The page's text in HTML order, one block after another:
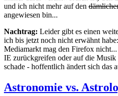
und ich nicht mehr auf den
angewiesen bin...
Nachtrag: Leider gibt es einen
ich bis jetzt noch nicht erwähnt
Mediamarkt mag den Firefox
IE zurückgreifen oder auf die
schade - hoffentlich ändert sich das
Astronomie vs.